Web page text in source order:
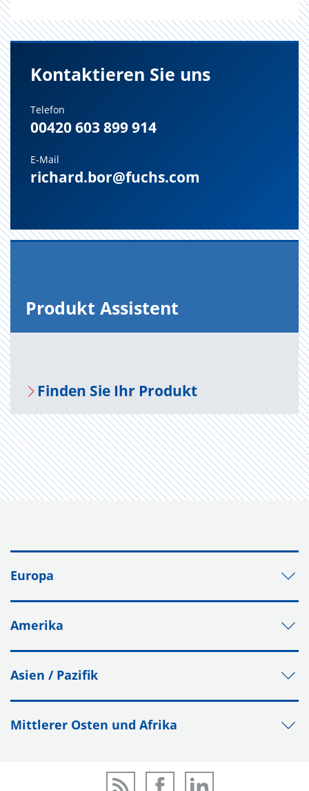
Kontaktieren Sie uns
Telefon
00420 603 899 914
E-Mail
richard.bor@fuchs.com
Pro­dukt As­sis­tent
Fin­den Sie Ihr Pro­dukt
Europa
Amerika
Asien / Pazifik
Mittlerer Osten und Afrika